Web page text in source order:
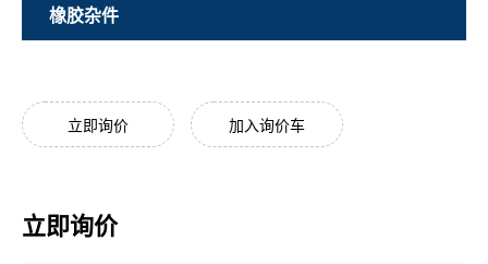
橡胶杂件
立即询价 加入询价车
立即询价